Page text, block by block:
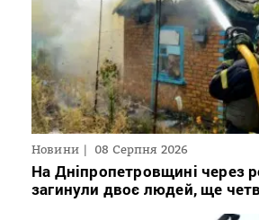
Новини 08 Серпня 2026
На Дніпропетровщині через
загинули двоє людей, ще